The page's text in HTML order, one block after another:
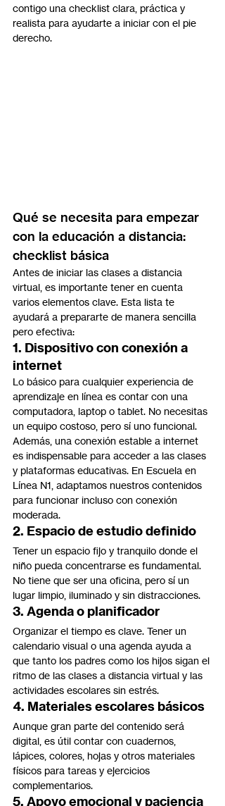
contigo una checklist clara, práctica y
realista para ayudarte a iniciar con el pie
derecho.
Qué se necesita para empezar
con la educación a distancia:
checklist básica
Antes de iniciar las clases a distancia
virtual, es importante tener en cuenta
varios elementos clave. Esta lista te
ayudará a prepararte de manera sencilla
pero efectiva:
1. Dispositivo con conexión a
internet
Lo básico para cualquier experiencia de
aprendizaje en línea es contar con una
computadora, laptop o tablet. No necesitas
un equipo costoso, pero sí uno funcional.
Además, una conexión estable a internet
es indispensable para acceder a las clases
y plataformas educativas. En Escuela en
Línea N1, adaptamos nuestros contenidos
para funcionar incluso con conexión
moderada.
2. Espacio de estudio definido
Tener un espacio fijo y tranquilo donde el
niño pueda concentrarse es fundamental.
No tiene que ser una oficina, pero sí un
lugar limpio, iluminado y sin distracciones.
3. Agenda o planificador
Organizar el tiempo es clave. Tener un
calendario visual o una agenda ayuda a
que tanto los padres como los hijos sigan el
ritmo de las clases a distancia virtual y las
actividades escolares sin estrés.
4. Materiales escolares básicos
Aunque gran parte del contenido será
digital, es útil contar con cuadernos,
lápices, colores, hojas y otros materiales
físicos para tareas y ejercicios
complementarios.
5. Apoyo emocional y paciencia